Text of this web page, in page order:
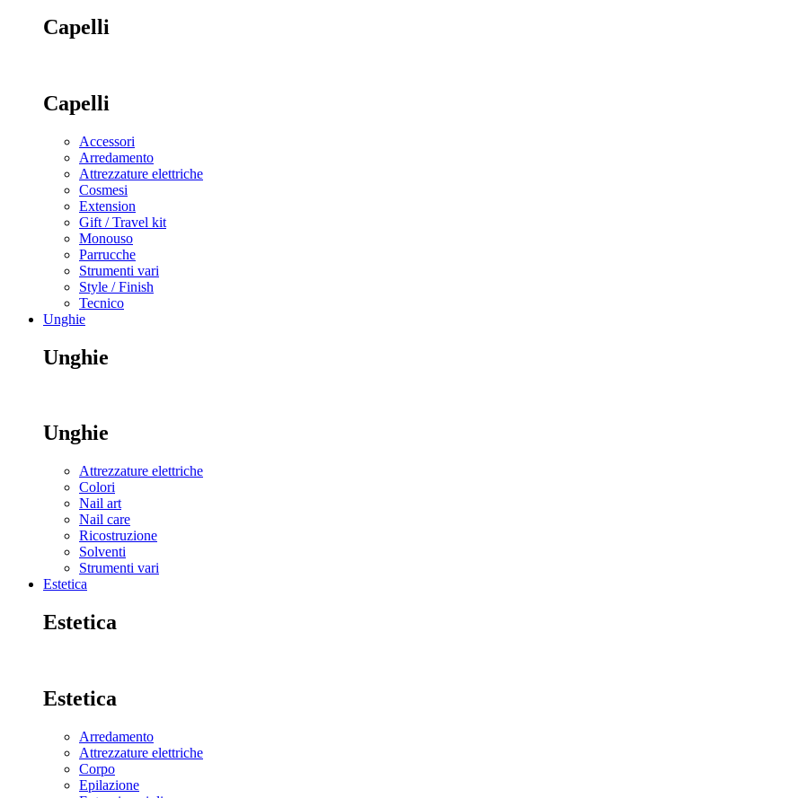
Capelli
Capelli
Accessori
Arredamento
Attrezzature elettriche
Cosmesi
Extension
Gift / Travel kit
Monouso
Parrucche
Strumenti vari
Style / Finish
Tecnico
Unghie
Unghie
Unghie
Attrezzature elettriche
Colori
Nail art
Nail care
Ricostruzione
Solventi
Strumenti vari
Estetica
Estetica
Estetica
Arredamento
Attrezzature elettriche
Corpo
Epilazione